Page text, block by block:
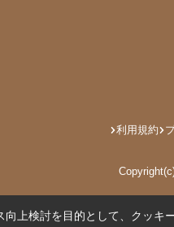
利用規約
上検討を目的として、クッキ